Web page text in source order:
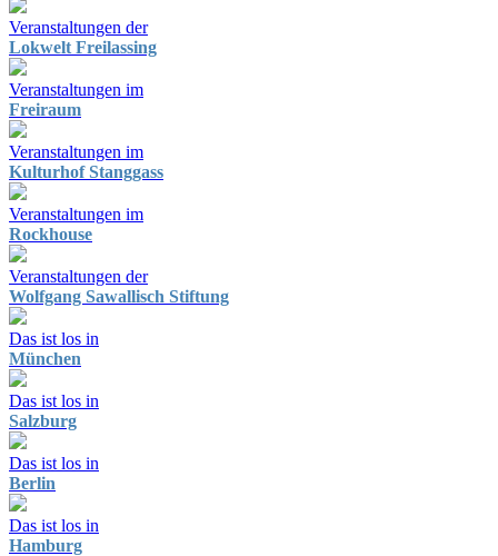
Veranstaltungen der
Lokwelt Freilassing
Veranstaltungen im
Freiraum
Veranstaltungen im
Kulturhof Stanggass
Veranstaltungen im
Rockhouse
Veranstaltungen der
Wolfgang Sawallisch Stiftung
Das ist los in
München
Das ist los in
Salzburg
Das ist los in
Berlin
Das ist los in
Hamburg